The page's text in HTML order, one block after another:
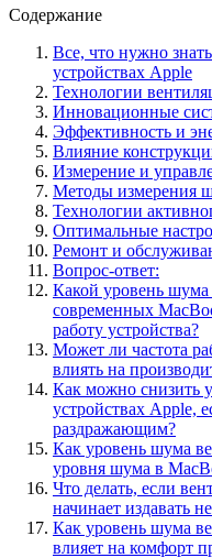
Содержание
Все, что нужно
устройствах Apple
Технологии
Инновационные
Эффективность и
Влияние
Измерение и
Методы измерения
Технологии
Оптимальные
Ремонт и
Вопрос-ответ:
Какой уровень шума
современных
работу устройства?
Может ли частота
влиять на
Как можно снизить
устройствах Apple,
раздражающим?
Как уровень шума
уровня шума в
Что делать, если
начинает издавать
Как уровень шума
влияет на комфорт